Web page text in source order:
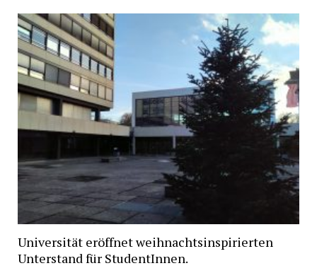
Universität eröffnet weihnachtsinspirierten
Unterstand für StudentInnen.